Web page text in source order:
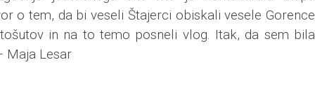
o tem, da bi veseli Štajerci obiskali vesele Gorence
in na to temo posneli vlog. Itak, da sem bila
Maja Lesar